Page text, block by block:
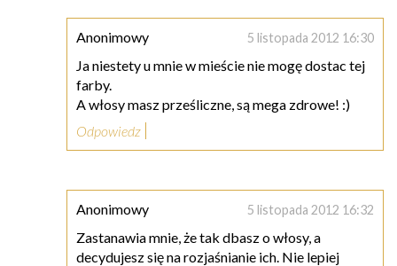
Anonimowy 5 listopada 2012 16:30
Ja niestety u mnie w mieście nie mogę dostac tej
farby.
A włosy masz prześliczne, są mega zdrowe! :)
Odpowiedz
Anonimowy 5 listopada 2012 16:32
Zastanawia mnie, że tak dbasz o włosy, a
decydujesz się na rozjaśnianie ich. Nie lepiej